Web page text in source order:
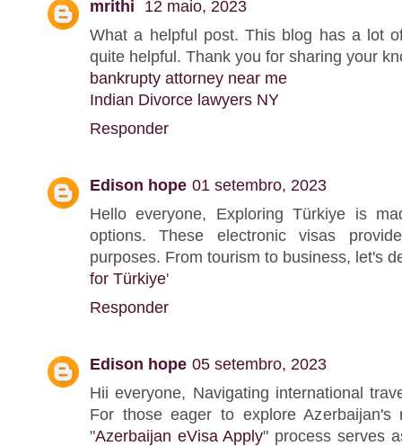
mrithi
12 maio, 2023
What a helpful post. This blog has a lot
quite helpful. Thank you for sharing your
bankrupty attorney near me
Indian Divorce lawyers NY
Responder
Edison hope 01 setembro, 2023
Hello everyone, Exploring Türkiye is
options. These electronic visas
purposes. From tourism to business, let's
for Türkiye'
Responder
Edison hope 05 setembro, 2023
Hii everyone, Navigating international
For those eager to explore
"Azerbaijan eVisa Apply" process serves